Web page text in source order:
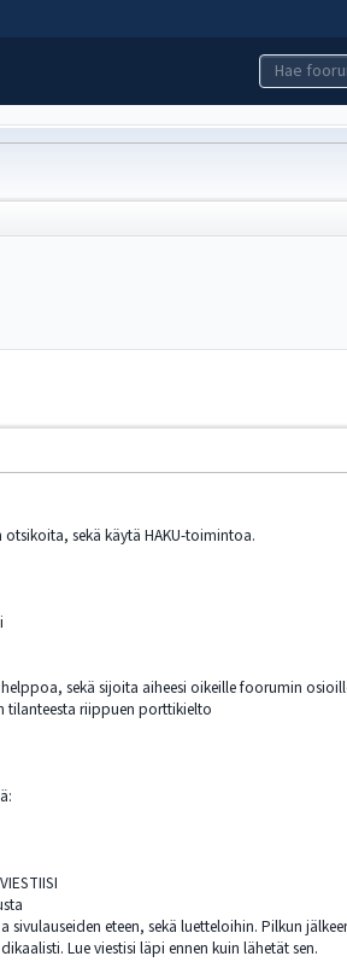
sekä käytä HAKU-toimintoa.
sekä sijoita aiheesi oikeille foorumin
tilanteesta riippuen porttikielto
eteen, sekä luetteloihin. Pilkun
Lue viestisi läpi ennen kuin lähetät sen.